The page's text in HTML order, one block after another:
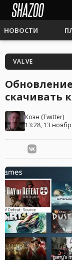
НОВОСТИ
VALVE
скачивать
Коэн (Twitter)
13:28, 13